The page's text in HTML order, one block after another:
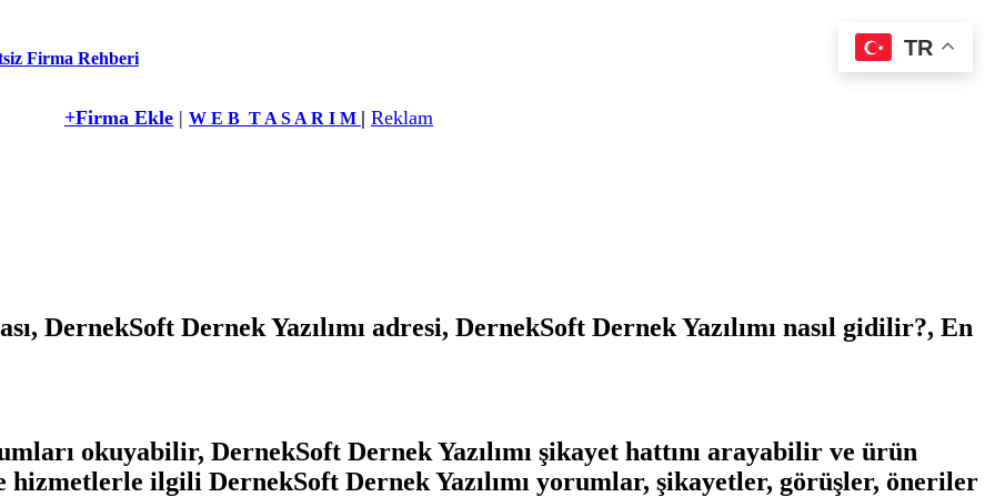
Firma Rehberi
+Firma Ekle | W E B T A S A R I M | Reklam
DernekSoft Dernek Yazılımı adresi, DernekSoft Dernek Yazılımı nasıl gidilir?, En
okuyabilir, DernekSoft Dernek Yazılımı şikayet hattını arayabilir ve ürün
hizmetlerle ilgili DernekSoft Dernek Yazılımı yorumlar, şikayetler, görüşler, öneriler
TR